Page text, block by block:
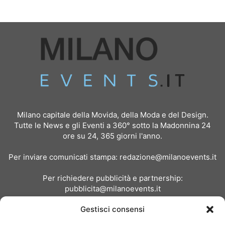
Gestisci consensi
Milano capitale della Movida, della Moda e del Design.
Tutte le News e gli Eventi a 360° sotto la Madonnina 24
ore su 24, 365 giorni l'anno.
Per inviare comunicati stampa: redazione@milanoevents.it
Per richiedere pubblicità e partnership:
pubblicita@milanoevents.it